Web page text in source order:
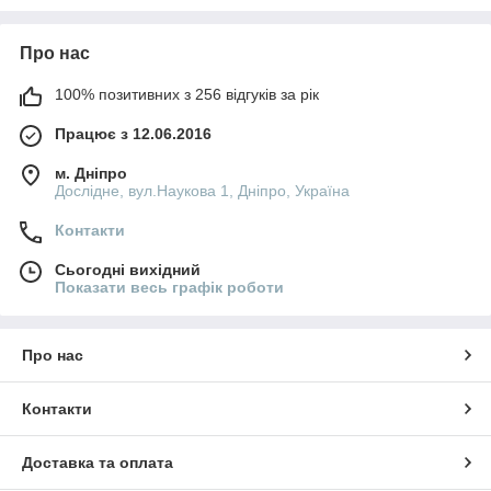
Про нас
100% позитивних з 256 відгуків за рік
Працює з 12.06.2016
м. Дніпро
Дослідне, вул.Наукова 1, Дніпро, Україна
Контакти
Сьогодні вихідний
Показати весь графік роботи
Про нас
Контакти
Доставка та оплата